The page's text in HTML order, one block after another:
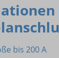
bis 200 A